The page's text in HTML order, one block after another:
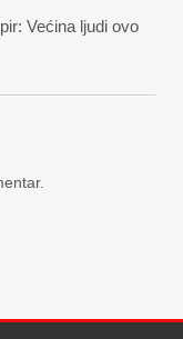
Većina ljudi ovo